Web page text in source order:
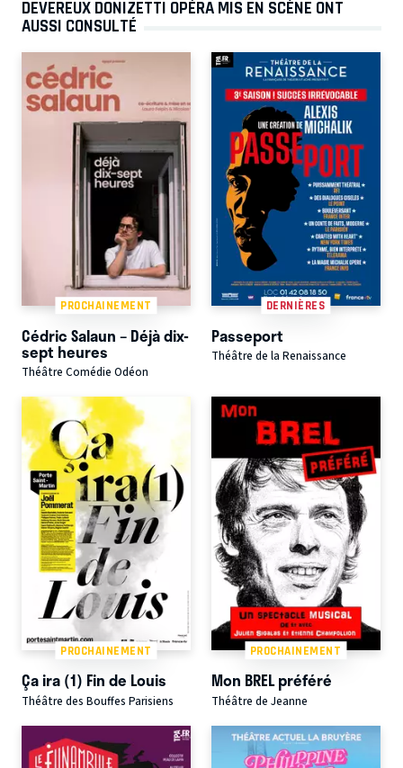
DEVEREUX DONIZETTI OPÉRA MIS EN SCÈNE ONT
AUSSI CONSULTÉ
PROCHAINEMENT
Cédric Salaun – Déjà dix-
sept heures
Théâtre Comédie Odéon
DERNIÈRES
Passeport
Théâtre de la Renaissance
PROCHAINEMENT
Ça ira (1) Fin de Louis
Théâtre des Bouffes Parisiens
PROCHAINEMENT
Mon BREL préféré
Théâtre de Jeanne